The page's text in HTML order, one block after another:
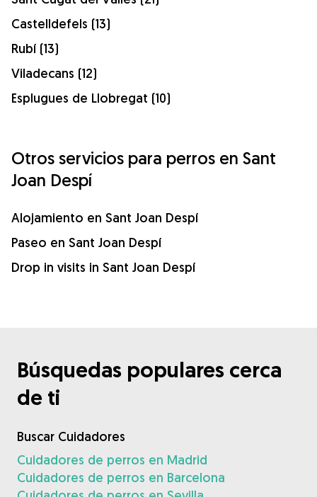
Castelldefels (13)
Rubí (13)
Viladecans (12)
Esplugues de Llobregat (10)
Otros servicios para perros en Sant
Joan Despí
Alojamiento en Sant Joan Despí
Paseo en Sant Joan Despí
Drop in visits in Sant Joan Despí
Búsquedas populares cerca
de ti
Buscar Cuidadores
Cuidadores de perros en Madrid
Cuidadores de perros en Barcelona